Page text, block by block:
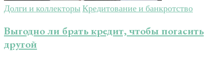
Долги и коллекторыКредитование и банкротство
Выгодно ли брать кредит, чтобы погасить
другой